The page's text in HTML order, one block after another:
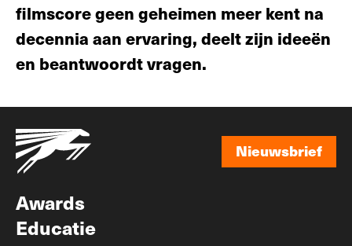
filmscore geen geheimen meer kent na
decennia aan ervaring, deelt zijn ideeën
en beantwoordt vragen.
Nieuwsbrief
Awards
Educatie